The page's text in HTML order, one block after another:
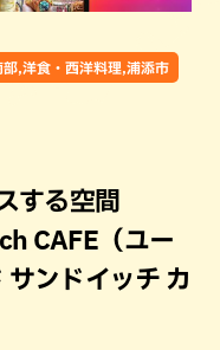
,洋食・西洋料理,浦添市
する空間
CAFE（ユー
サンドイッチ カ